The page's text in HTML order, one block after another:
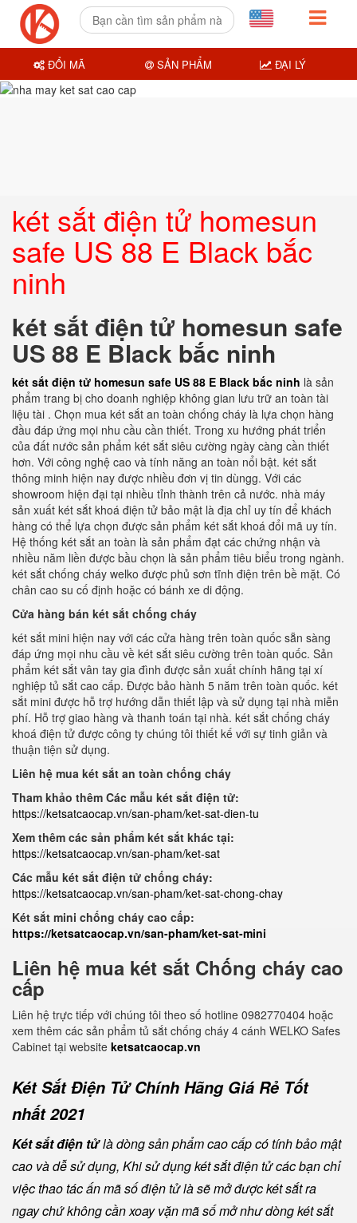
két sắt điện tử homesun
safe US 88 E Black bắc
ninh
két sắt điện tử homesun safe
US 88 E Black bắc ninh
két sắt điện tử homesun safe US 88 E Black bắc ninh là sản
phẩm trang bị cho doanh nghiệp không gian lưu trữ an toàn tài
liệu tài . Chọn mua két sắt an toàn chống cháy là lựa chọn hàng
đầu đáp ứng mọi nhu cầu cần thiết. Trong xu hướng phát triển
của đất nước sản phẩm két sắt siêu cường ngày càng cần thiết
hơn. Với công nghệ cao và tính năng an toàn nổi bật. két sắt
thông minh hiện nay được nhiều đơn vị tin dùngg. Với các
showroom hiện đại tại nhiều tỉnh thành trên cả nước. nhà máy
sản xuất két sắt khoá điện tử bảo mật là địa chỉ uy tín để khách
hàng có thể lựa chọn được sản phẩm két sắt khoá đổi mã uy tín.
Hệ thống két sắt an toàn là sản phẩm đạt các chứng nhận và
nhiều năm liền được bầu chọn là sản phẩm tiêu biểu trong ngành.
két sắt chống cháy welko được phủ sơn tĩnh điện trên bề mặt. Có
chân cao su cố định hoặc có bánh xe di động.
Cửa hàng bán két sắt chống cháy
két sắt mini hiện nay với các cửa hàng trên toàn quốc sẵn sàng
đáp ứng mọi nhu cầu về két sắt siêu cường trên toàn quốc. Sản
phẩm két sắt vân tay gia đình được sản xuất chính hãng tại xí
nghiệp tủ sắt cao cấp. Được bảo hành 5 năm trên toàn quốc. két
sắt mini được hỗ trợ hướng dẫn thiết lập và sử dụng tại nhà miễn
phí. Hỗ trợ giao hàng và thanh toán tại nhà. két sắt chống cháy
khoá điện tử được công ty chúng tôi thiết kế với sự tinh giản và
thuận tiện sử dụng.
Liên hệ mua két sắt an toàn chống cháy
Tham khảo thêm Các mẫu két sắt điện tử:
https://ketsatcaocap.vn/san-pham/ket-sat-dien-tu
Xem thêm các sản phẩm két sắt khác tại:
https://ketsatcaocap.vn/san-pham/ket-sat
Các mẫu két sắt điện tử chống cháy:
https://ketsatcaocap.vn/san-pham/ket-sat-chong-chay
Két sắt mini chống cháy cao cấp:
https://ketsatcaocap.vn/san-pham/ket-sat-mini
Liên hệ mua két sắt Chống cháy cao
cấp
Liên hệ trực tiếp với chúng tôi theo số hotline 0982770404 hoặc
xem thêm các sản phẩm tủ sắt chống cháy 4 cánh WELKO Safes
Cabinet tại website ketsatcaocap.vn
Két Sắt Điện Tử Chính Hãng Giá Rẻ Tốt
nhất 2021
Két sắt điện tửlà dòng sản phẩm cao cấp có tính bảo mật
cao và dễ sử dụng, Khi sử dụng két sắt điện tử các bạn chỉ
việc thao tác ấn mã số điện tử là sẽ mở được két sắt ra
ngay chứ không cần xoay vặn mã số mở như dòng két sắt
ĐỔI MÃ SẢN PHẨM ĐẠI LÝ